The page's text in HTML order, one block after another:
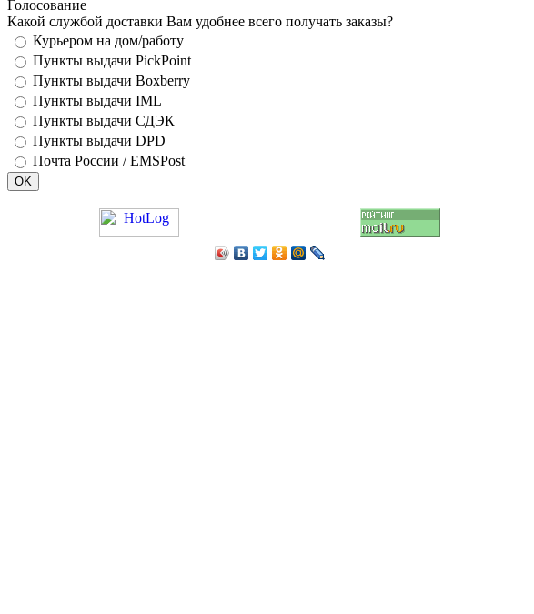
Голосование
Какой службой доставки Вам удобнее всего получать заказы?
Курьером на дом/работу
Пункты выдачи PickPoint
Пункты выдачи Boxberry
Пункты выдачи IML
Пункты выдачи СДЭК
Пункты выдачи DPD
Почта России / EMSPost